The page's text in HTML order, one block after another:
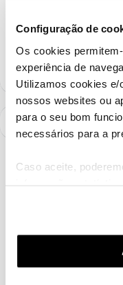
Configuração de
Os cookies
experiência de
Utilizamos cookies e/
nossos websites ou
para o seu bom
necessários para a
Caso aceite,
funcionalidades
funcionalidade) e
(cookies de
utilização dos
Siga os perfis da
sempre a par das